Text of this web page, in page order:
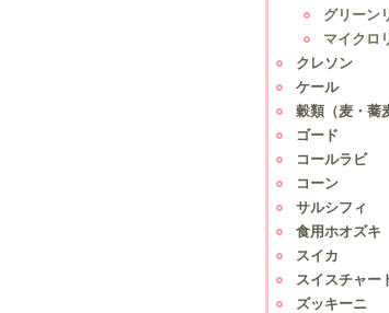
グリーン
マイクロ
クレソン
ケール
穀類（麦・蕎
ゴード
コールラビ
コーン
サルシフィ
食用ホオズキ
スイカ
スイスチャー
ズッキーニ